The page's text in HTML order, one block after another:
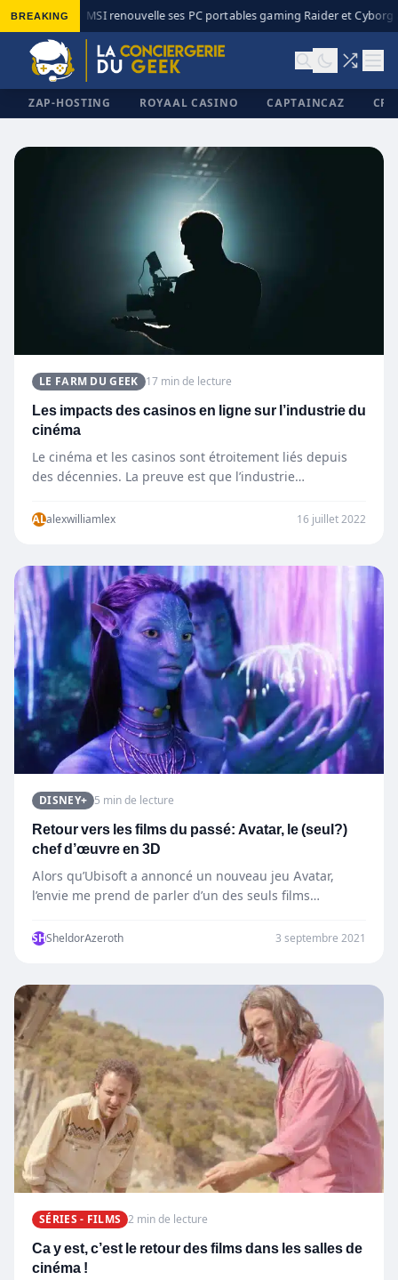
BREAKING◆ MSI renouvelle ses PC portables gaming Raider et Cyborg
ZAP-HOSTING ROYAAL CASINO CAPTAINCAZ
LE FARM DU GEEK 17 min de lecture
Les impacts des casinos en ligne sur l’industrie du
cinéma
Le cinéma et les casinos sont étroitement liés depuis
des décennies. La preuve est que l’industrie
ALalexwilliamlex 16 juillet 2022
DISNEY+ 5 min de lecture
Retour vers les films du passé: Avatar, le (seul?)
chef d’œuvre en 3D
Alors qu’Ubisoft a annoncé un nouveau jeu Avatar,
l’envie me prend de parler d’un des seuls films
SHSheldorAzeroth 3 septembre 2021
SÉRIES - FILMS 2 min de lecture
Ca y est, c’est le retour des films dans les salles de
cinéma !